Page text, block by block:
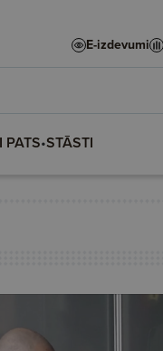
E-izdevumi
PATS•STĀSTI